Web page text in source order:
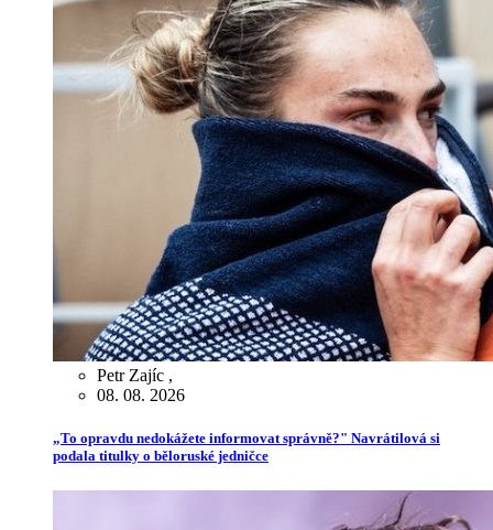
Petr Zajíc ,
08. 08. 2026
„To opravdu nedokážete informovat správně?" Navrátilová si
podala titulky o běloruské jedničce